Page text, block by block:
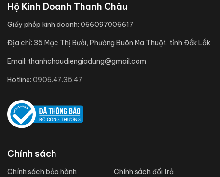
Hộ Kinh Doanh Thanh Châu
Giấy phép kinh doanh: 066097006617
Địa chỉ: 35 Mạc Thị Bưởi, Phường Buôn Ma Thuột, tỉnh Đắk Lắk
Email: thanhchaudiengiadung@gmail.com
Hotline: 0906.47.35.47
Chính sách
Chính sách bảo hành
Chính sách đổi trả